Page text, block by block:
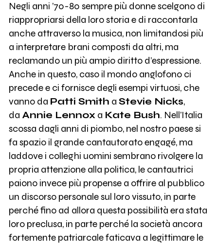
Negli anni ’70-80 sempre più donne scelgono di
riappropriarsi della loro storia e di raccontarla
anche attraverso la musica, non limitandosi più
a interpretare brani composti da altri, ma
reclamando un più ampio diritto d’espressione.
Anche in questo, caso il mondo anglofono ci
precede e ci fornisce degli esempi virtuosi, che
vanno da Patti Smith a Stevie Nicks,
da Annie Lennoxa Kate Bush. Nell’Italia
scossa dagli anni di piombo, nel nostro paese si
fa spazio il grande cantautorato engagé, ma
laddove i colleghi uomini sembrano rivolgere la
propria attenzione alla politica, le cantautrici
paiono invece più propense a offrire al pubblico
un discorso personale sul loro vissuto, in parte
perché fino ad allora questa possibilità era stata
loro preclusa, in parte perché la società ancora
fortemente patriarcale faticava a legittimare le